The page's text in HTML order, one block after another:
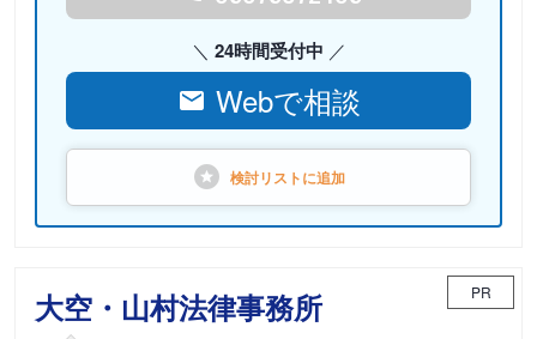
24時間受付中
Webで相談
検討リストに追加
大空・山村法律事務所 PR